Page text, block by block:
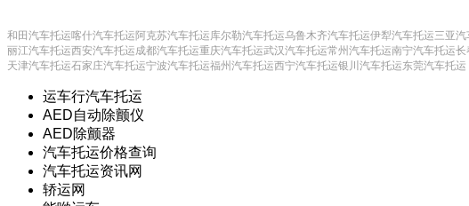
和田汽车托运喀什汽车托运阿克苏汽车托运库尔勒汽车托运乌鲁木齐汽车托运伊犁汽车托运三亚汽
丽江汽车托运西安汽车托运成都汽车托运重庆汽车托运武汉汽车托运常州汽车托运南宁汽车托运长
天津汽车托运石家庄汽车托运宁波汽车托运福州汽车托运西宁汽车托运银川汽车托运东莞汽车托运
运车行汽车托运
AED自动除颤仪
AED除颤器
汽车托运价格查询
汽车托运资讯网
轿运网